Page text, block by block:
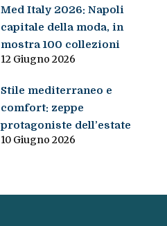
Med Italy 2026: Napoli
capitale della moda, in
mostra 100 collezioni
12 Giugno 2026
Stile mediterraneo e
comfort: zeppe
protagoniste dell’estate
10 Giugno 2026